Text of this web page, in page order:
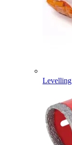
Levelling